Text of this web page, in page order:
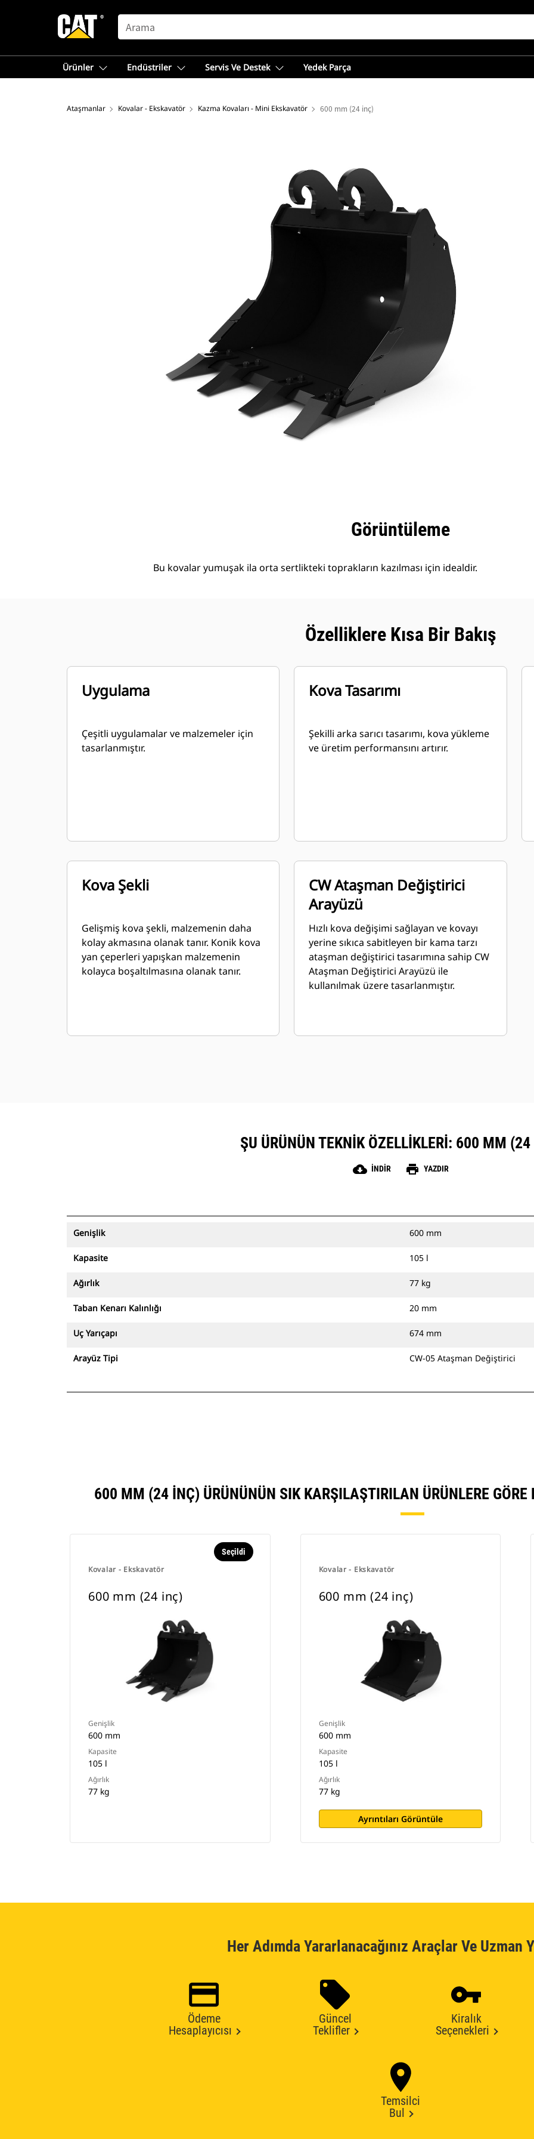
SEARCH
Ürünler Endüstriler Servis Ve Destek Yedek Parça
Ataşmanlar Kovalar - Ekskavatör Kazma Kovaları - Mini Ekskavatör 600 mm (24 inç)
Görüntüleme
Bu kovalar yumuşak ila orta sertlikteki toprakların kazılması için idealdir.
Özelliklere Kısa Bir Bakış
Uygulama
Çeşitli uygulamalar ve malzemeler için
tasarlanmıştır.
Kova Tasarımı
Şekilli arka sarıcı tasarımı, kova yükleme
ve üretim performansını artırır.
Kova Şekli
Gelişmiş kova şekli, malzemenin daha
kolay akmasına olanak tanır. Konik kova
yan çeperleri yapışkan malzemenin
kolayca boşaltılmasına olanak tanır.
CW Ataşman Değiştirici
Arayüzü
Hızlı kova değişimi sağlayan ve kovayı
yerine sıkıca sabitleyen bir kama tarzı
ataşman değiştirici tasarımına sahip CW
Ataşman Değiştirici Arayüzü ile
kullanılmak üzere tasarlanmıştır.
ŞU ÜRÜNÜN TEKNIK ÖZELLIKLERI: 600 MM
cloud_download İNDIR print YAZDIR
Genişlik 600 mm
Kapasite 105 l
Ağırlık 77 kg
Taban Kenarı Kalınlığı 20 mm
Uç Yarıçapı 674 mm
Arayüz Tipi CW-05 Ataşman Değiştirici
600 MM (24 INÇ) ÜRÜNÜNÜN SIK KARŞILAŞTIRILAN ÜRÜNLERE GÖRE
Kovalar - Ekskavatör
Seçildi
600 mm (24 inç)
Genişlik
600 mm
Kapasite
105 l
Ağırlık
77 kg
Kovalar - Ekskavatör
600 mm (24 inç)
Genişlik
600 mm
Kapasite
105 l
Ağırlık
77 kg
Ayrıntıları Görüntüle
Her Adımda Yararlanacağınız Araçlar Ve Uzman
Ödeme
Hesaplayıcısı
Güncel
Teklifler
Kiralık
Seçenekleri
Temsilci
Bul